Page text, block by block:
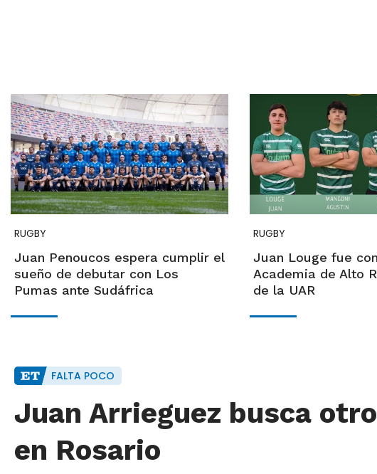
RUGBY
Juan Penoucos espera cumplir el
sueño de debutar con Los
Pumas ante Sudáfrica
RUGBY
Juan Louge fue
Academia de Alto
de la UAR
FALTA POCO
Juan Arrieguez busca
en Rosario